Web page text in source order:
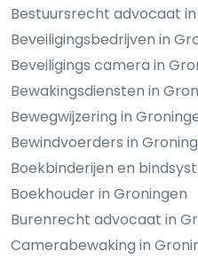
Bestuursrecht advocaat
Beveiligingsbedrijven in
Beveiligings camera in
Bewakingsdiensten in
Bewegwijzering in
Bewindvoerders in
Boekbinderijen en
Boekhouder in Groningen
Burenrecht advocaat in
Camerabewaking in